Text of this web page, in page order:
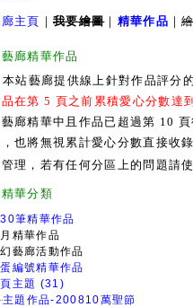
主頁 ｜我要繪圖｜ 精華作品 ｜
廊精華作品
本站藝廊提供線上針對作品評分
在第 5 頁之前累積愛心分數達
廊精華中且作品已超過第 10
也將無視累計愛心分數直接收
理，若有任何分區上的問題請
廊精華分類
筆精華作品
精華作品
藝廊活動作品
編號精華作品
主題 (31)
主題作品-200810萬聖節